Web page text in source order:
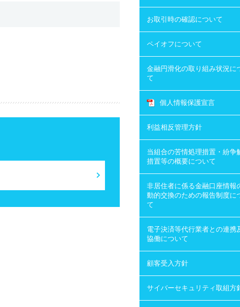
お取引時の確認について
ペイオフについて
金融円滑化の取り組み状況に
て
個人情報保護宣言
利益相反管理方針
当組合の苦情処理措置・紛争
措置等の概要について
非居住者に係る金融口座情報
動的交換のための報告制度に
て
電子決済等代行業者との連携
協働について
顧客受入方針
サイバーセキュリティ取組方